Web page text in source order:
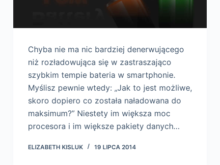
Chyba nie ma nic bardziej denerwującego
niż rozładowująca się w zastraszająco
szybkim tempie bateria w smartphonie.
Myślisz pewnie wtedy: „Jak to jest możliwe,
skoro dopiero co została naładowana do
maksimum?” Niestety im większa moc
procesora i im większe pakiety danych…
ELIZABETH KISLUK 19 LIPCA 2014